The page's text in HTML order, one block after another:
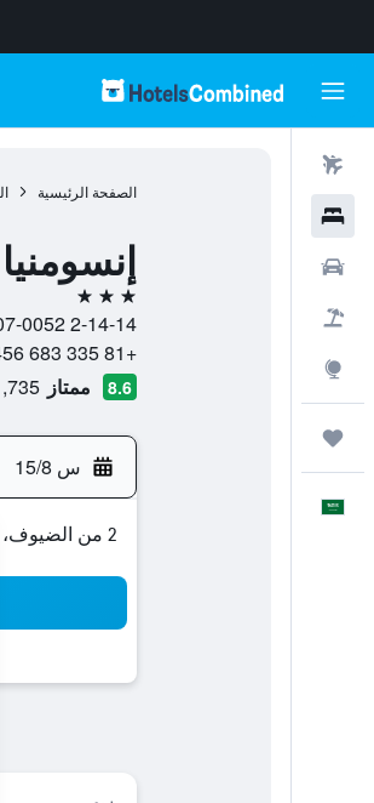
الصفحة الرئيسية
3 نجوم
2-14-14 Akasaka, 107-0052, طوكيو, ولاية طوكيو, اليابان
+81 335 683 456
8.6 ممتاز 1,735 من التقييمات تم
س 15/8
2 من الضيوف، غرفة واحدة